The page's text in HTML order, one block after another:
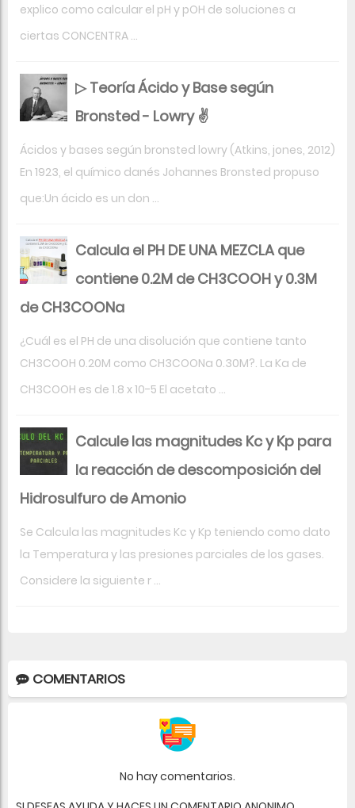
explico como calcular el pH y pOH de soluciones a
ciertas CONCENTRA ...
▷ Teoría Ácido y Base según
Bronsted - Lowry ✌️
Ácidos y bases según bronsted lowry (Atkins, jones, 2012)
En 1923, el químico danés Johannes Bronsted propuso
que:Un ácido es un don ...
Calcula el PH DE UNA MEZCLA que
contiene 0.2M de CH3COOH y 0.3M
de CH3COONa
¿Cuál es el PH de una disolución que contiene tanto
CH3COOH 0.20M como CH3COONa 0.30M?. La Ka de
CH3COOH es de 1.8 x 10-5 El acetato ...
Calcule las magnitudes Kc y Kp para
la reacción de descomposición del
Hidrosulfuro de Amonio
Se Calcula las magnitudes Kc y Kp teniendo como dato
la Temperatura y las presiones parciales de los gases.
Considere la siguiente r ...
COMENTARIOS
No hay comentarios.